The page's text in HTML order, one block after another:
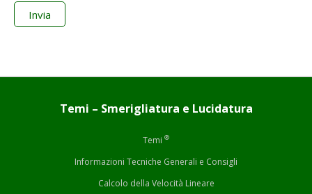
Temi – Smerigliatura e Lucidatura
Temi ®
Informazioni Tecniche Generali e Consigli
Calcolo della Velocità Lineare